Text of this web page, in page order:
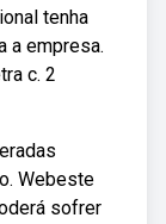
tenha
a empresa.
c. 2
Webeste
sofrer